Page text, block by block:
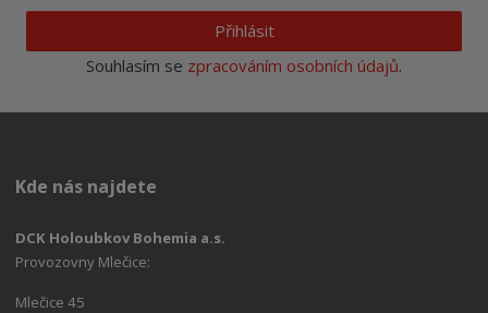
Přihlásit
Souhlasím se zpracováním osobních údajů.
Kde nás najdete
DCK Holoubkov Bohemia a.s.
Provozovny Mlečice:
Mlečice 45